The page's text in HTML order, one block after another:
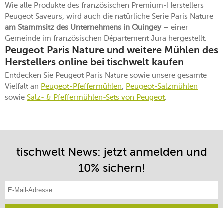
Wie alle Produkte des französischen Premium-Herstellers
Peugeot Saveurs, wird auch die natürliche Serie Paris Nature
am Stammsitz des Unternehmens in Quingey – einer
Gemeinde im französischen Département Jura hergestellt.
Peugeot Paris Nature und weitere Mühlen des
Herstellers online bei tischwelt kaufen
Entdecken Sie Peugeot Paris Nature sowie unsere gesamte
Vielfalt an Peugeot-Pfeffermühlen, Peugeot-Salzmühlen
sowie Salz- & Pfeffermühlen-Sets von Peugeot.
tischwelt News: jetzt anmelden und
10% sichern!
E-Mail-Adresse eintragen